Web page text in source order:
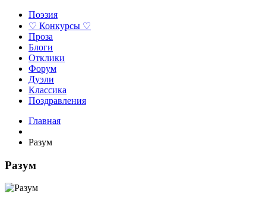
Поэзия
♡ Конкурсы ♡
Проза
Блоги
Отклики
Форум
Дуэли
Классика
Поздравления
Главная
Разум
Разум